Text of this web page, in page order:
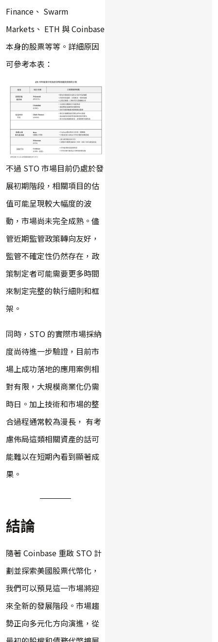
Finance、 Swarm
Markets、 ETH 與 Coinbase
本身的股票等等。詳細原因
可參考本表：
不過 STO 市場目前仍處於發
展初期階段，相關項目的估
值可能呈現較大幅度的波
動，市場尚未完全成熟。儘
管近期監管政策轉向友好，
監管不確定性仍然存在，政
策制定者可能需要更多時間
來制定完整的執行細則和框
架。
同時，STO 的實際市場採納
度尚待進一步驗證，目前市
場上成功落地的應用案例相
對有限，大規模商業化仍需
時日。加上技術和市場的整
合過程通常較為漫長， 有考
慮佈局這類相關資產的話可
能難以在短期內看到顯著成
果。
結論
隨著 Coinbase 重啟 STO 計
劃並探索美國股票代幣化，
我們可以預見這一市場將迎
來全新的發展階段。市場趨
勢正向多元化方向演進，從